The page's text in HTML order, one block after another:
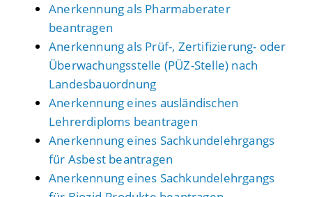
Anerkennung als Pharmaberater
beantragen
Anerkennung als Prüf-, Zertifizierung- oder
Überwachungsstelle (PÜZ-Stelle) nach
Landesbauordnung
Anerkennung eines ausländischen
Lehrerdiploms beantragen
Anerkennung eines Sachkundelehrgangs
für Asbest beantragen
Anerkennung eines Sachkundelehrgangs